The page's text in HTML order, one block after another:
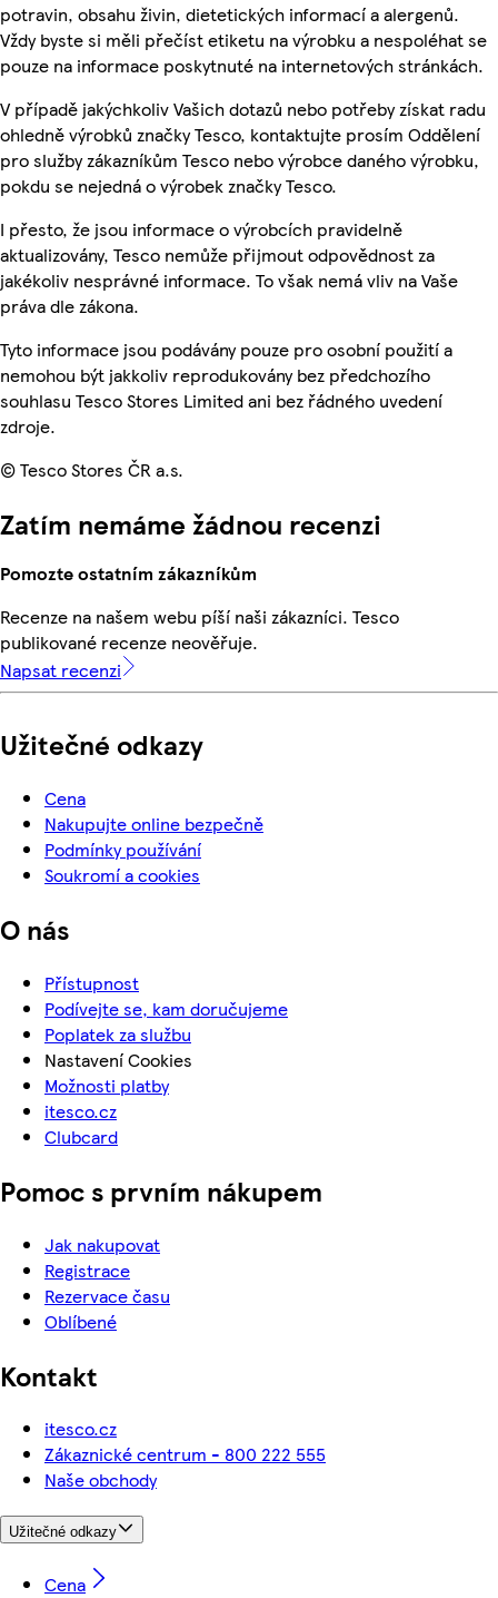
potravin, obsahu živin, dietetických informací a alergenů.
Vždy byste si měli přečíst etiketu na výrobku a nespoléhat se
pouze na informace poskytnuté na internetových stránkách.
V případě jakýchkoliv Vašich dotazů nebo potřeby získat radu
ohledně výrobků značky Tesco, kontaktujte prosím Oddělení
pro služby zákazníkům Tesco nebo výrobce daného výrobku,
pokdu se nejedná o výrobek značky Tesco.
I přesto, že jsou informace o výrobcích pravidelně
aktualizovány, Tesco nemůže přijmout odpovědnost za
jakékoliv nesprávné informace. To však nemá vliv na Vaše
práva dle zákona.
Tyto informace jsou podávány pouze pro osobní použití a
nemohou být jakkoliv reprodukovány bez předchozího
souhlasu Tesco Stores Limited ani bez řádného uvedení
zdroje.
© Tesco Stores ČR a.s.
Zatím nemáme žádnou recenzi
Pomozte ostatním zákazníkům
Recenze na našem webu píší naši zákazníci. Tesco
publikované recenze neověřuje.
Napsat recenzi
Užitečné odkazy
Cena
Nakupujte online bezpečně
Podmínky používání
Soukromí a cookies
O nás
Přístupnost
Podívejte se, kam doručujeme
Poplatek za službu
Nastavení Cookies
Možnosti platby
itesco.cz
Clubcard
Pomoc s prvním nákupem
Jak nakupovat
Registrace
Rezervace času
Oblíbené
Kontakt
itesco.cz
Zákaznické centrum - 800 222 555
Naše obchody
Užitečné odkazy
Cena